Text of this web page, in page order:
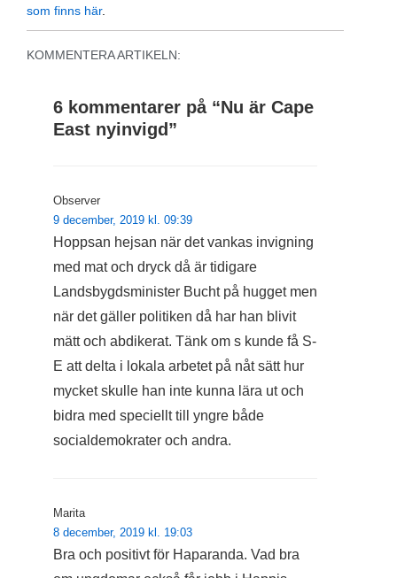
som finns här.
KOMMENTERA ARTIKELN:
6 kommentarer på “Nu är Cape
East nyinvigd”
Observer
9 december, 2019 kl. 09:39
Hoppsan hejsan när det vankas invigning
med mat och dryck då är tidigare
Landsbygdsminister Bucht på hugget men
när det gäller politiken då har han blivit
mätt och abdikerat. Tänk om s kunde få S-
E att delta i lokala arbetet på nåt sätt hur
mycket skulle han inte kunna lära ut och
bidra med speciellt till yngre både
socialdemokrater och andra.
Marita
8 december, 2019 kl. 19:03
Bra och positivt för Haparanda. Vad bra